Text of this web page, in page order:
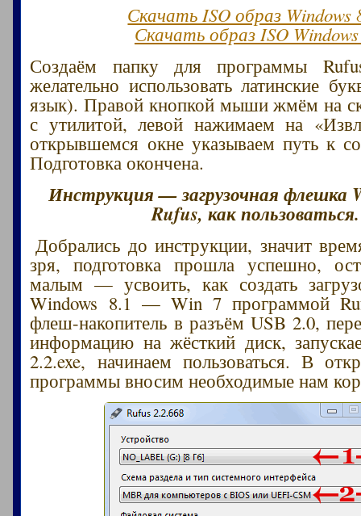
Скачать ISO образ Windows
Скачать образ ISO
Создаём папку для программы
желательно использовать латинские
язык). Правой кнопкой мыши жмём на
с утилитой, левой нажимаем на
открывшемся окне указываем путь к
Подготовка окончена.
Инструкция — загрузочная флешка
Rufus, как пользоваться.
Добрались до инструкции, значит
зря, подготовка прошла успешно,
малым — усвоить, как создать
Windows 8.1 — Win 7 программой
флеш-накопитель в разъём USB 2.0,
информацию на жёсткий диск,
2.2.exe, начинаем пользоваться. В
программы вносим необходимые нам